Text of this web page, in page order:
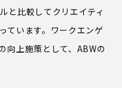
と比較してクリエイティ
ています。ワークエンゲ
向上施策として、ABWの